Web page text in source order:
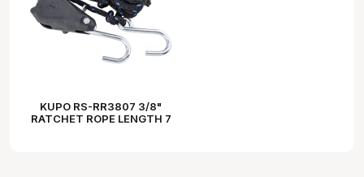
KUPO RS-RR3807 3/8"
RATCHET ROPE LENGTH 7